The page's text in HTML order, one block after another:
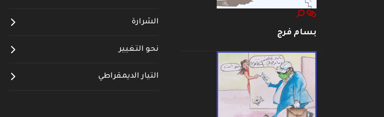
بسام فرج
الشرارة
نحو التغيير
التيار الديمقراطي